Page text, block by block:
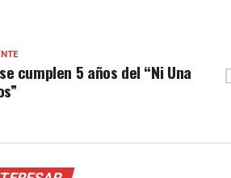
cumplen 5 años del “Ni Una